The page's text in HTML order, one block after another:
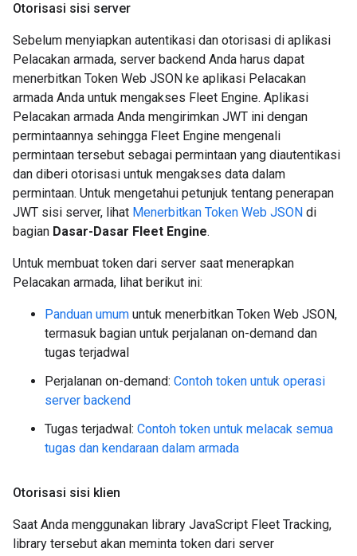
Otorisasi sisi server
Sebelum menyiapkan autentikasi dan otorisasi di aplikasi
Pelacakan armada, server backend Anda harus dapat
menerbitkan Token Web JSON ke aplikasi Pelacakan
armada Anda untuk mengakses Fleet Engine. Aplikasi
Pelacakan armada Anda mengirimkan JWT ini dengan
permintaannya sehingga Fleet Engine mengenali
permintaan tersebut sebagai permintaan yang diautentikasi
dan diberi otorisasi untuk mengakses data dalam
permintaan. Untuk mengetahui petunjuk tentang penerapan
JWT sisi server, lihat Menerbitkan Token Web JSON di
bagian Dasar-Dasar Fleet Engine.
Untuk membuat token dari server saat menerapkan
Pelacakan armada, lihat berikut ini:
Panduan umum untuk menerbitkan Token Web JSON,
termasuk bagian untuk perjalanan on-demand dan
tugas terjadwal
Perjalanan on-demand: Contoh token untuk operasi
server backend
Tugas terjadwal: Contoh token untuk melacak semua
tugas dan kendaraan dalam armada
Otorisasi sisi klien
Saat Anda menggunakan library JavaScript Fleet Tracking,
library tersebut akan meminta token dari server